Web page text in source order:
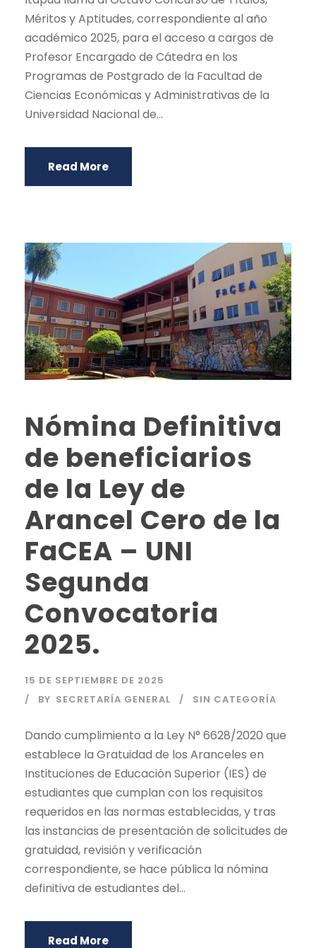
Méritos y Aptitudes, correspondiente al año
académico 2025, para el acceso a cargos de
Profesor Encargado de Cátedra en los
Programas de Postgrado de la Facultad de
Ciencias Económicas y Administrativas de la
Universidad Nacional de...
Read More
Nómina Definitiva
de beneficiarios
de la Ley de
Arancel Cero de la
FaCEA – UNI
Segunda
Convocatoria
2025.
15 DE SEPTIEMBRE DE 2025
BY SECRETARÍA GENERAL SIN CATEGORÍA
Dando cumplimiento a la Ley N° 6628/2020 que
establece la Gratuidad de los Aranceles en
Instituciones de Educación Superior (IES) de
estudiantes que cumplan con los requisitos
requeridos en las normas establecidas, y tras
las instancias de presentación de solicitudes de
gratuidad, revisión y verificación
correspondiente, se hace pública la nómina
definitiva de estudiantes del...
Read More